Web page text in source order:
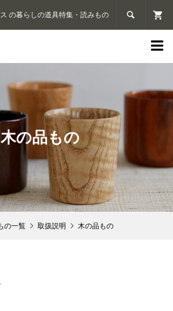
の暮らしの道具特集・読みもの 

木の品もの
の一覧 取扱説明 木の品もの